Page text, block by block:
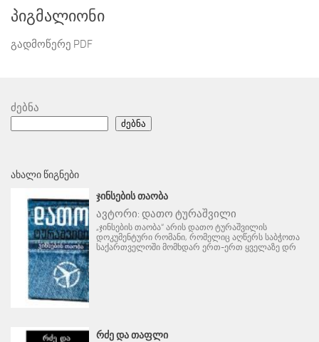
პიგმალიონი
გადმოწერე PDF
ძებნა
ძებნა
ᲐᲮᲐᲚᲘ ᲬᲘᲒᲜᲔᲑᲘ
ᲯᲘᲜᲡᲔᲑᲘᲡ ᲗᲐᲝᲑᲐ
ავტორი: დათო ტურაშვილი
„ჯინსების თაობა“ არის დათო ტურაშვილის
დოკუმენტური რომანი, რომელიც აღწერს საბჭოთა
საქართველოში მომხდარ ერთ-ერთ ყველაზე დრ
ᲠᲫᲔ ᲓᲐ ᲗᲐᲤᲚᲘ